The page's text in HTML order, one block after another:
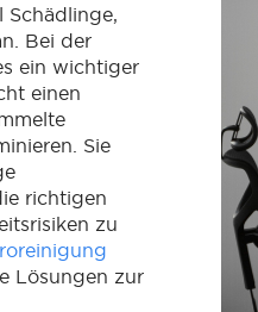
Schädlinge,
Bei der
ein wichtiger
einen
Sie
richtigen
zu
Lösungen zur